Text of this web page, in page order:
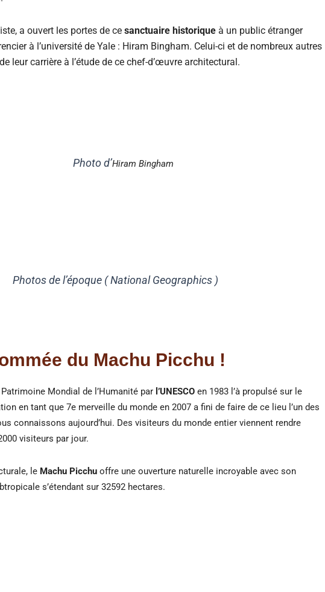
a ouvert les portes de ce sanctuaire historique à un public étranger
à l’université de Yale : Hiram Bingham. Celui-ci et de nombreux autres
leur carrière à l’étude de ce chef-d’œuvre architectural.
d’Hiram Bingham
( National Geographics )
du Machu Picchu !
Patrimoine Mondial de l’Humanité par l’UNESCO en 1983 l’à propulsé sur le
en tant que 7e merveille du monde en 2007 a fini de faire de ce lieu l’un des
connaissons aujourd’hui. Des visiteurs du monde entier viennent rendre
visiteurs par jour.
le Machu Picchu offre une ouverture naturelle incroyable avec son
s’étendant sur 32592 hectares.